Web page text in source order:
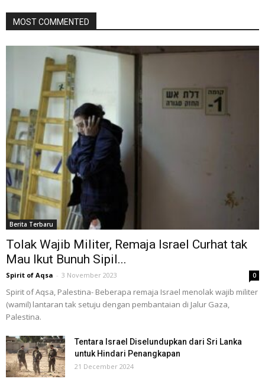
MOST COMMENTED
Berita Terbaru
Tolak Wajib Militer, Remaja Israel Curhat tak
Mau Ikut Bunuh Sipil...
Spirit of Aqsa - 3 November 2023 0
Spirit of Aqsa, Palestina- Beberapa remaja Israel menolak wajib militer
(wamil) lantaran tak setuju dengan pembantaian di Jalur Gaza,
Palestina.
Tentara Israel Diselundupkan dari Sri Lanka
untuk Hindari Penangkapan
21 December 2024